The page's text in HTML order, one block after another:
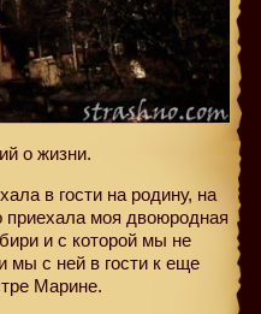
о жизни.
в гости на родину, на
моя двоюродная
и с которой мы не
мы с ней в гости к еще
Марине.